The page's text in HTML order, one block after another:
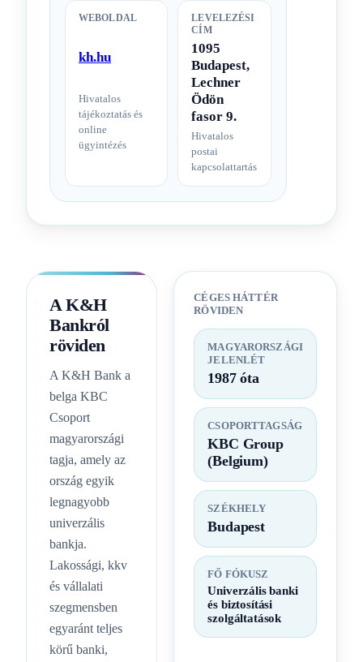
WEBOLDAL
kh.hu
Hivatalos
tájékoztatás és
online
ügyintézés
LEVELEZÉSI
CÍM
1095
Budapest,
Lechner
Ödön
fasor 9.
Hivatalos
postai
kapcsolattartás
A K&H
Bankról
röviden
A K&H Bank a
belga KBC
Csoport
magyarországi
tagja, amely az
ország egyik
legnagyobb
univerzális
bankja.
Lakossági, kkv
és vállalati
szegmensben
egyaránt teljes
körű banki,
CÉGES HÁTTÉR
RÖVIDEN
MAGYARORSZÁGI
JELENLÉT
1987 óta
CSOPORTTAGSÁG
KBC Group
(Belgium)
SZÉKHELY
Budapest
FŐ FÓKUSZ
Univerzális banki
és biztosítási
szolgáltatások